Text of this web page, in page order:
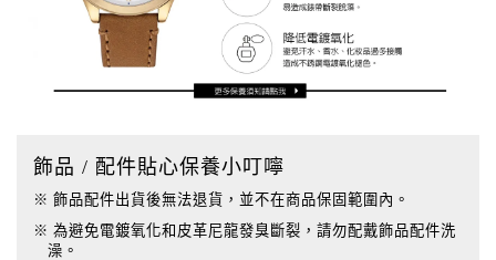
飾品 / 配件貼心保養小叮嚀
※ 飾品配件出貨後無法退貨，並不在商品保固範圍內。
※ 為避免電鍍氧化和皮革尼龍發臭斷裂，請勿配戴飾品配件洗
澡。